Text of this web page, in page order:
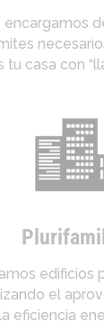
encargamos
tu casa con
edificios
el
la eficiencia